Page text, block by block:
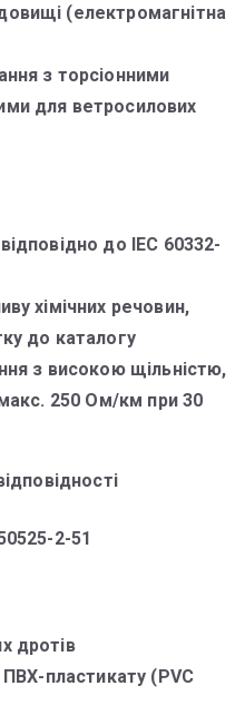
(електромагнітна
з торсіонними
для ветросилових
до IEC 60332-
хімічних речовин,
до каталогу
з високою щільністю,
250 Ом/км при 30
2-51
дротів
ПВХ-пластикату (PVC